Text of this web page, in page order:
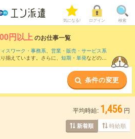
気になる! ログイン 検索
円以上のお仕事一覧
スワーク・事務系、 営業・販売・サービス系
揃えています。さらに、 短期 ・ 単発などの期
こちら
上の求人のみを掲載しています。
条件の変更
平均時給: 1,456 円
新着順 時給順